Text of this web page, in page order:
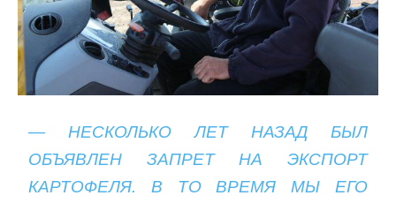
— НЕСКОЛЬКО ЛЕТ НАЗАД БЫЛ
ОБЪЯВЛЕН ЗАПРЕТ НА ЭКСПОРТ
КАРТОФЕЛЯ. В ТО ВРЕМЯ МЫ ЕГО